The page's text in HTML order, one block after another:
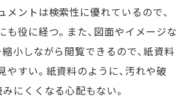
メントは検索性に優れているので、
も役に経つ。また、図面やイメージな
縮小しながら閲覧できるので、紙資料
やすい。紙資料のように、汚れや破
にくくなる心配もない。